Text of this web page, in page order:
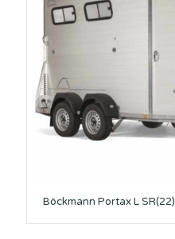
Böckmann Portax L SR(22)